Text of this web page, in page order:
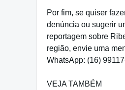
Por fim, se quiser
denúncia ou sugerir
reportagem sobre
região, envie uma
WhatsApp: (16)
VEJA TAMBÉM